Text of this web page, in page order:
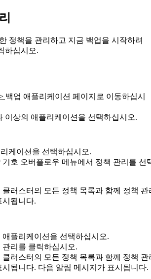
정책을 관리하고 지금 백업을 시작하려
하십시오.
백업 애플리케이션 페이지로 이동하십시
이상의 애플리케이션을 선택하십시오.
케이션을 선택하십시오.
기호 오버플로우 메뉴에서 정책 관리 를 선
클러스터의 모든 정책 목록과 함께 정책 관
시됩니다.
애플리케이션을 선택하십시오.
리 를 클릭하십시오.
클러스터의 모든 정책 목록과 함께 정책 관
시됩니다. 다음 알림 메시지가 표시됩니다.